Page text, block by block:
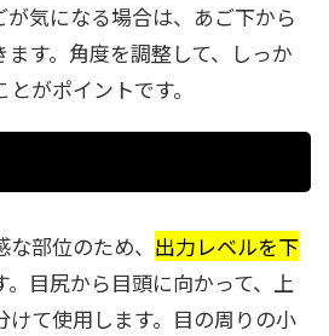
気になる場合は、あご下から
す。角度を調整して、しっか
がポイントです。
部位のため、 出力レベルを下
。目尻から目頭に向かって、上
けて使用します。目の周りの小